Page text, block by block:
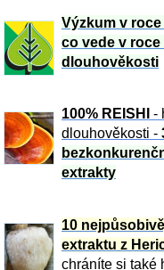
Výzkum v
co vede v roce
dlouhověkosti
100% REISHI
-
dlouhověkosti -
extrakty
10
extraktu z
chráníte si také